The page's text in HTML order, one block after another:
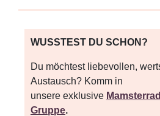
WUSSTEST DU SCHON?
Du möchtest liebevollen,
Austausch? Komm in
unsere exklusive
Gruppe.